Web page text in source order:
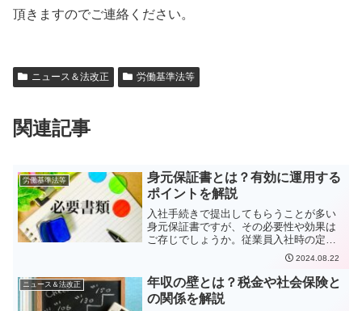
頂きますのでご連絡ください。
ニュース＆法改正 労働基準法等
関連記事
労働基準法等
身元保証書とは？有効に運用する
ポイントを解説
入社手続きで提出してもらうことが多い
身元保証書ですが、その必要性や効果は
ご存じでしょうか。従業員入社時の定型
業務として特に意識せずに提出を受けて
いる場合には、2020年の民法改正の影響
もあるため、様式の変更等検討が必要な
可能性があります。1...
2024.08.22
ニュース＆法改正
年収の壁とは？税金や社会保険と
の関係を解説